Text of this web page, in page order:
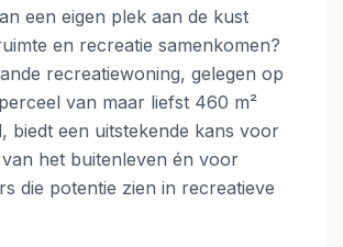
een eigen plek aan de kust
en recreatie samenkomen?
recreatiewoning, gelegen op
van maar liefst 460 m²
biedt een uitstekende kans voor
het buitenleven én voor
die potentie zien in recreatieve